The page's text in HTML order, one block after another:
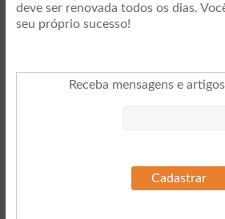
deve ser renovada todos os dias.
seu próprio sucesso!
Receba mensagens e